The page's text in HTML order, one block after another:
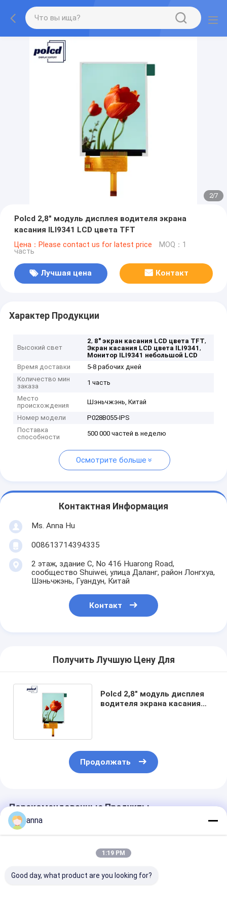
2/7
Polcd 2,8" модуль дисплея водителя экрана
касания ILI9341 LCD цвета TFT
Цена：Please contact us for latest price MOQ：1
часть
Лучшая цена Контакт
Характер Продукции
Высокий свет
2, 8" экран касания LCD цвета TFT,
Экран касания LCD цвета ILI9341,
Монитор ILI9341 небольшой LCD
Время доставки
5-8 рабочих дней
Количество мин
заказа
1 часть
Место
происхождения
Шэньчжэнь, Китай
Номер модели
P028B055-IPS
Поставка
способности
500 000 частей в неделю
Осмотрите больше
Контактная Информация
Ms. Anna Hu
008613714394335
2 этаж, здание C, No 416 Huarong Road,
сообщество Shuiwei, улица Даланг, район Лонгхуа,
Шэньчжэнь, Гуандун, Китай
Контакт
Получить Лучшую Цену Для
Polcd 2,8" модуль дисплея
водителя экрана касания
Продолжать
Порекомендованные Продукты
anna
1:19 PM
Good day, what product are you looking for?